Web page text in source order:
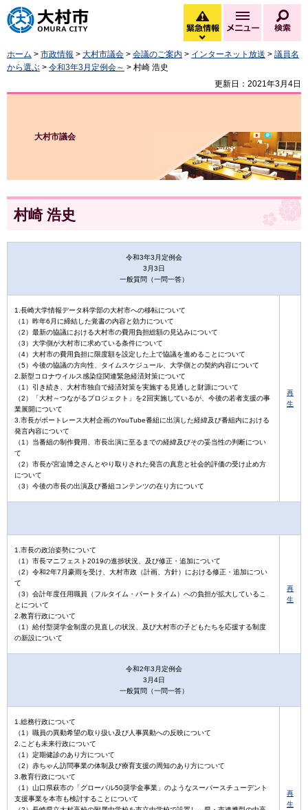
大村市
緊急情報
緊急情報を開く
メニュー
ホーム > 市政情報 > 大村市議会 > 会議のご案内 > インターネット放送 > 議員名
から選ぶ > 令和3年3月定例会～ > 村崎 浩史
更新日：2021年3月4日
大村市議会
村崎 浩史
令和3年3月定例会
3月3日
一般質問（一問一答）
1.長崎大学情報データ科学部の大村市への移転について
（1）昨年6月に締結した覚書の内容と効力について
（2）最新の協議における大村市の費用負担総額の見込みについて
（3）大学側が大村市に求めている条件について
（4）大村市の費用負担に限度額を設定した上で協議を進めることについて
（5）今後の協議の方向性、タイムスケジュール、大学側との契約内容について
2.新型コロナウイルス感染症関連緊急経済対策について
（1）引き続き、大村市独自で経済対策を実施する見通しと財源について
（2）「大村～つながるプロジェクト」を2回実施しているが、今後の若者支援の事
業展開について
3.市長がボートレース大村企画のYouTube番組に出演した経緯及び番組内における
発言内容について
（1）当番組の制作費用、市長出演に至るまでの経緯及びその妥当性の判断につい
て
（2）市長が宮迫博之さんとやり取りされた発言の真意と社会的評価の受け止め方
について
（3）今後の市長の出演及び番組コンテンツの在り方について
再
生
1.市長の政治姿勢について
（1）市長マニフェスト2019の進捗状況、及び修正・追加について
（2）令和2年7月豪雨を受け、大村市政（計画、方針）における修正・追加につい
て
（3）会計年度任用職員（フルタイム・パートタイム）への負担が拡大しているこ
とについて
2.教育行政について
（1）給付型奨学金制度の見直しの状況、及び大村市の子どもたちを応援する制度
の新設について
再
生
令和2年3月定例会
3月4日
一般質問（一問一答）
1.総務行政について
（1）職員の異動希望の取り扱い及び人事異動への反映について
2.こども未来行政について
（1）定期健診のあり方について
（2）赤ちゃん訪問事業の体制及び療育支援の周知のあり方について
3.教育行政について
（1）山口県萩市の「グローバル50奨学金事業」のようなスーパースチューデント
支援事業を本市も検討することについて
再
生